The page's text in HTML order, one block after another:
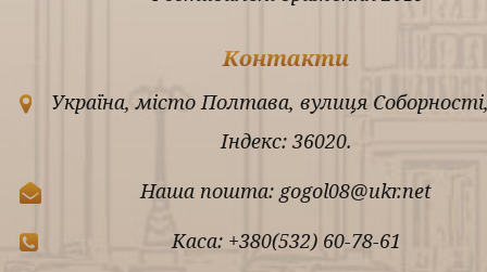
Контакти
Україна, місто Полтава, вулиця
Індекс: 36020.
Наша пошта: gogol08@ukr.net
Каса: +380(532) 60-78-61